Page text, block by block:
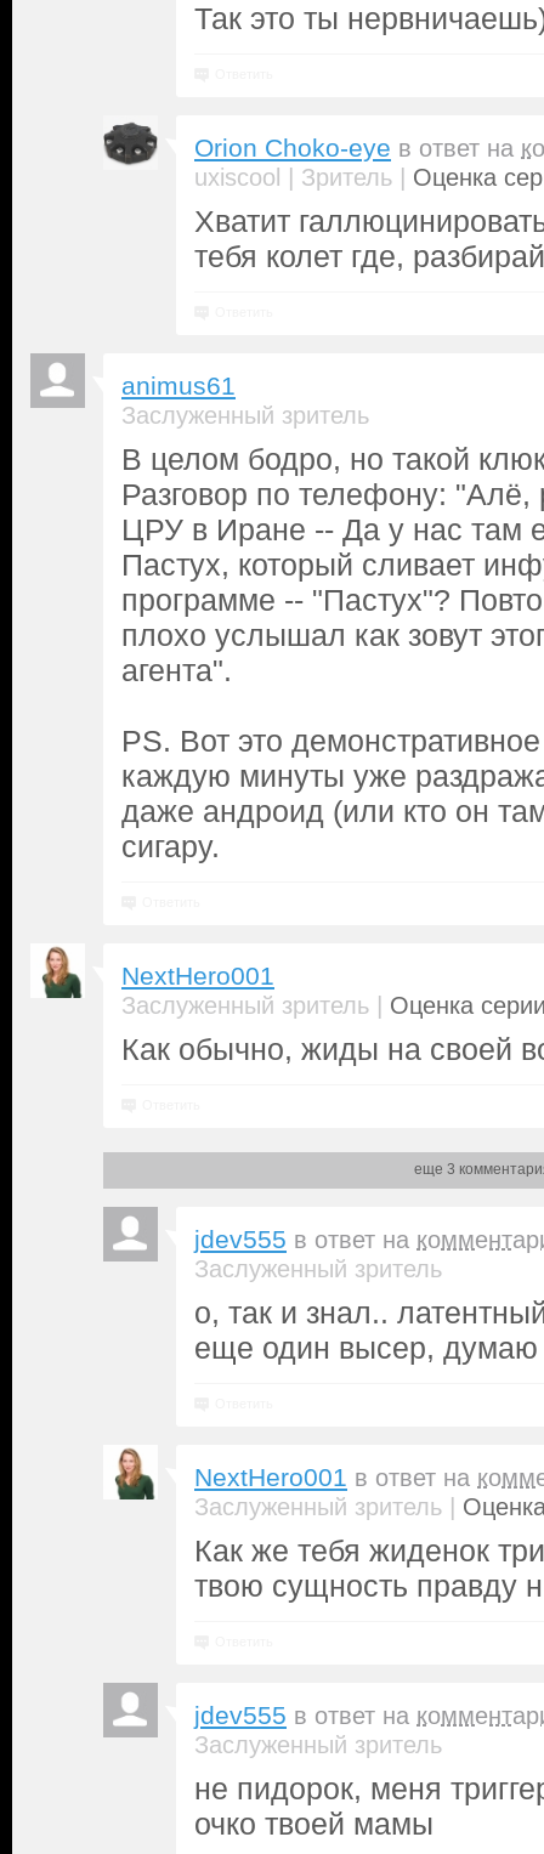
Так это ты
Orion Choko-eye в ответ на
uxiscool | Зритель | Оценка
Хватит
тебя колет где,
animus61
Заслуженный зритель
В целом бодро, но такой
Разговор по телефону: "Алё,
ЦРУ в Иране -- Да у нас там
Пастух, который сливает
программе -- "Пастух"?
плохо услышал как зовут
агента".
PS. Вот это
каждую минуты уже
даже андроид (или кто он
сигару.
NextHero001
Заслуженный зритель | Оценка
Как обычно, жиды на своей
еще 3
jdev555 в ответ на
Заслуженный зритель
о, так и знал..
еще один высер,
NextHero001 в ответ на
Заслуженный зритель |
Как же тебя жиденок
твою сущность правду
jdev555 в ответ на
Заслуженный зритель
не пидорок, меня
очко твоей мамы